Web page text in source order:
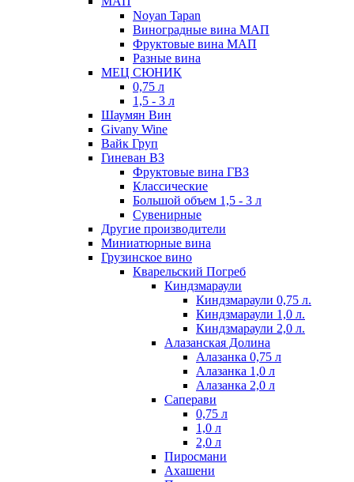
Noyan Tapan
Виноградные вина МАП
Фруктовые вина МАП
Разные вина
МЕЦ СЮНИК
0,75 л
1,5 - 3 л
Шаумян Вин
Givany Wine
Вайк Груп
Гиневан ВЗ
Фруктовые вина ГВЗ
Классические
Большой объем 1,5 - 3 л
Сувенирные
Другие производители
Миниатюрные вина
Грузинское вино
Кварельский Погреб
Киндзмараули
Киндзмараули 0,75 л.
Киндзмараули 1,0 л.
Киндзмараули 2,0 л.
Алазанская Долина
Алазанка 0,75 л
Алазанка 1,0 л
Алазанка 2,0 л
Саперави
0,75 л
1,0 л
2,0 л
Пиросмани
Ахашени